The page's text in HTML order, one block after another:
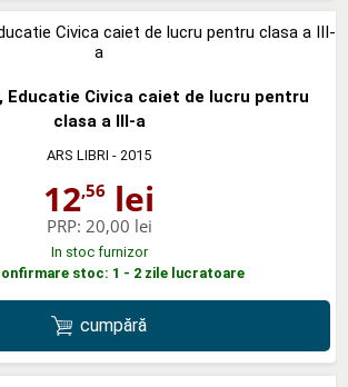
Educatie Civica caiet de lucru pentru
clasa a III-a
ARS LIBRI - 2015
12,56 lei
PRP: 20,00 lei
In stoc furnizor
stoc: 1 - 2 zile lucratoare
cumpără